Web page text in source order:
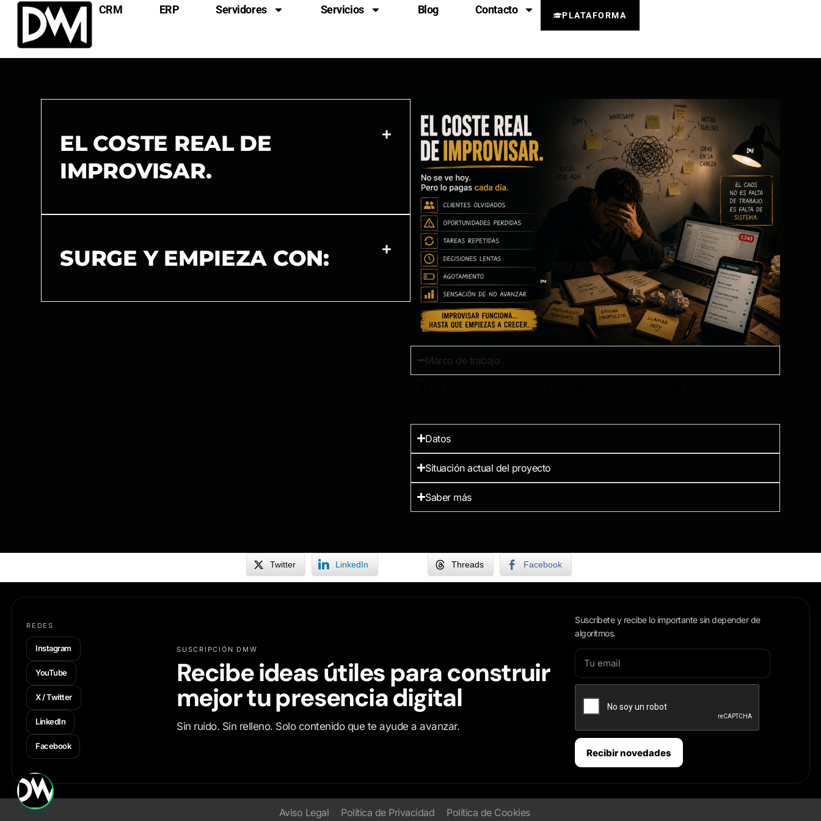
CRM ERP Servidores Servicios Blog Contacto PLATAFORMA
EL COSTE REAL DE
IMPROVISAR.
SURGE Y EMPIEZA CON:
Marco de trabajo
Datos
Situación actual del proyecto
Saber más
Twitter LinkedIn Threads Facebook
REDES
Instagram
YouTube
X / Twitter
LinkedIn
Facebook
SUSCRIPCIÓN DMW
Recibe ideas útiles para construir
mejor tu presencia digital
Sin ruido. Sin relleno. Solo contenido que te ayude a avanzar.
Suscríbete y recibe lo importante sin depender de
algoritmos.
Recibir novedades
Aviso Legal Política de Privacidad Política de Cookies